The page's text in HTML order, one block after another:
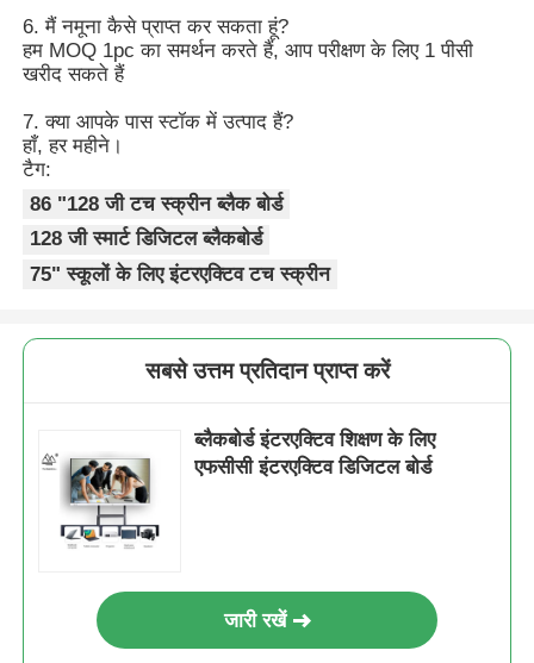
6. मैं नमूना कैसे प्राप्त कर सकता हूं?
हम MOQ 1pc का समर्थन करते हैं, आप परीक्षण के लिए 1 पीसी
खरीद सकते हैं
7. क्या आपके पास स्टॉक में उत्पाद हैं?
हाँ, हर महीने।
टैग:
86 "128 जी टच स्क्रीन ब्लैक बोर्ड
128 जी स्मार्ट डिजिटल ब्लैकबोर्ड
75" स्कूलों के लिए इंटरएक्टिव टच स्क्रीन
सबसे उत्तम प्रतिदान प्राप्त करें
ब्लैकबोर्ड इंटरएक्टिव शिक्षण के लिए
एफसीसी इंटरएक्टिव डिजिटल बोर्ड
जारी रखें